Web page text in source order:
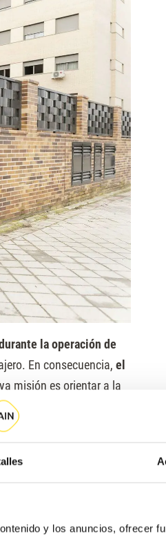
y los anuncios, ofrecer
la operación de
En consecuencia, el
misión es orientar a la
y
del marcado de cables,